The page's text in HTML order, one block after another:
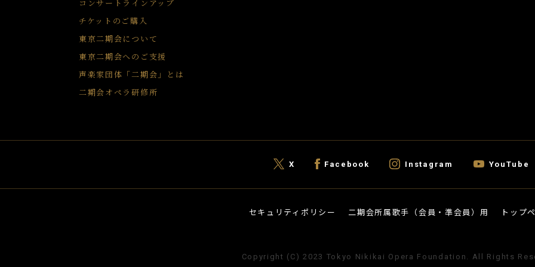
コンサートラインアップ
チケットのご購入
東京二期会について
東京二期会へのご支援
声楽家団体「二期会」とは
二期会オペラ研修所
X Facebook Instagram YouTube
セキュリティポリシー 二期会所属歌手（会員・準会員）用 トップ
Copyright (C) 2023 Tokyo Nikikai Opera Foundation. All Rights